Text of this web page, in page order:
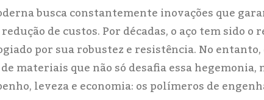
busca constantemente inovações que
de custos. Por décadas, o aço tem sido
por sua robustez e resistência. No
materiais que não só desafia essa
leveza e economia: os polímeros de